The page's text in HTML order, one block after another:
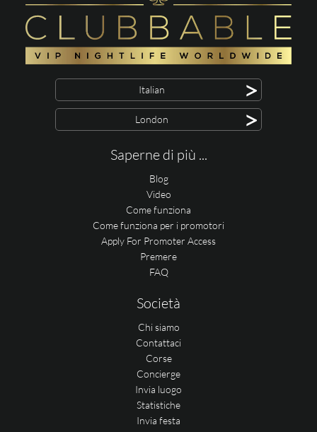
Italian >
London >
Saperne di più ...
Blog
Video
Come funziona
Come funziona per i promotori
Apply For Promoter Access
Premere
FAQ
Società
Chi siamo
Contattaci
Corse
Concierge
Invia luogo
Statistiche
Invia festa